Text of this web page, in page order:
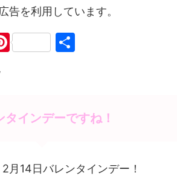
告を利用しています。
Pi
st
タインデーですね！
月14日バレンタインデー！